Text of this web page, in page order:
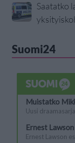
Saatatko
Suomi24